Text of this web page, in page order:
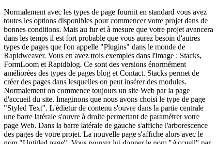
Normalement avec les types de page fournit en standard vous avez
toutes les options disponibles pour commencer votre projet dans de
bonnes conditions. Mais au fur et à mesure que votre projet avancera
dans les temps il est fort probable que vous aurez besoin d'autres
types de pages que l'on appelle "Plugins" dans le monde de
Rapidweaver. Vous en avez trois exemples dans l'image : Stacks,
FormLoom et Rapidblog. Ce sont des versions énormément
améliorées des types de pages blog et Contact. Stacks permet de
créer des pages dans lesquelles on peut insérer des modules.
Normalement on commence toujours un site Web par la page
d'accueil du site. Imaginons que nous avons choisi le type de page
"Styled Text". L'édietur de contenu s'ouvre dans la partie centrale
une barre latérale s'ouvre à droite permettant de paramétrer votre
page Web. Dans la barre latérale de gauche s'affiche l'arborescence
des pages de votre projet. La nouvelle page s'affiche alors avec le